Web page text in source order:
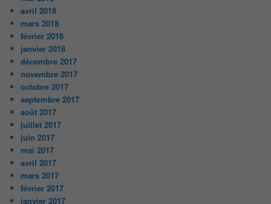
avril 2018
mars 2018
février 2018
janvier 2018
décembre 2017
novembre 2017
octobre 2017
septembre 2017
août 2017
juillet 2017
juin 2017
mai 2017
avril 2017
mars 2017
février 2017
janvier 2017